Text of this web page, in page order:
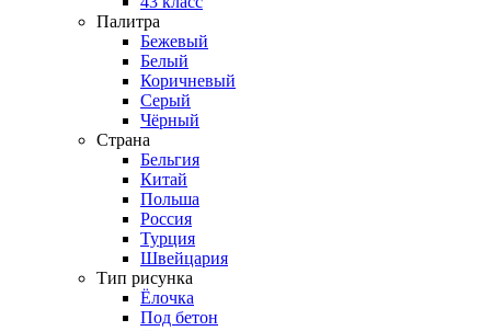
Палитра
Бежевый
Белый
Коричневый
Серый
Чёрный
Страна
Бельгия
Китай
Польша
Россия
Турция
Швейцария
Тип рисунка
Ёлочка
Под бетон